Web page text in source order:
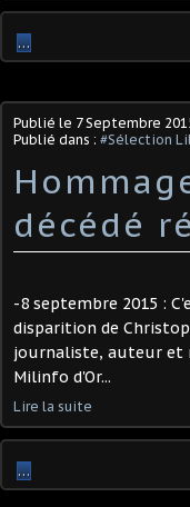
…
Publié le 7 Septembre
Publié dans : #Sélection
décédé
-8 septembre 2015 :
disparition de
journaliste, auteur et
Milinfo d'Or...
Lire la suite
…